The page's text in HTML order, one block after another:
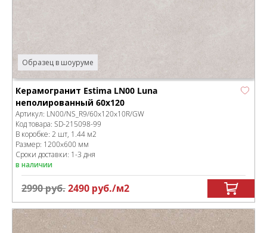
Образец в шоуруме
Керамогранит Estima LN00 Luna
неполированный 60x120
Артикул: LN00/NS_R9/60x120x10R/GW
Код товара: SD-215098-99
В коробке: 2 шт, 1.44 м2
Размер: 1200x600 мм
Сроки доставки: 1-3 дня
в наличии
2990руб.2490 руб./м2